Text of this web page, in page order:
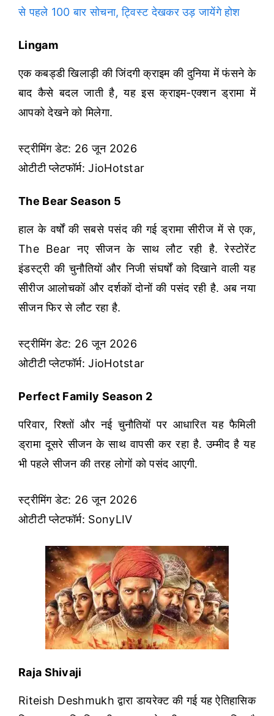
से पहले 100 बार सोचना, ट्विस्ट देखकर उड़ जायेंगे होश
Lingam
एक कबड्डी खिलाड़ी की जिंदगी क्राइम की दुनिया में फंसने के
बाद कैसे बदल जाती है, यह इस क्राइम-एक्शन ड्रामा में
आपको देखने को मिलेगा.
स्ट्रीमिंग डेट: 26 जून 2026
ओटीटी प्लेटफॉर्म: JioHotstar
The Bear Season 5
हाल के वर्षों की सबसे पसंद की गई ड्रामा सीरीज में से एक,
The Bear नए सीजन के साथ लौट रही है. रेस्टोरेंट
इंडस्ट्री की चुनौतियों और निजी संघर्षों को दिखाने वाली यह
सीरीज आलोचकों और दर्शकों दोनों की पसंद रही है. अब नया
सीजन फिर से लौट रहा है.
स्ट्रीमिंग डेट: 26 जून 2026
ओटीटी प्लेटफॉर्म: JioHotstar
Perfect Family Season 2
परिवार, रिश्तों और नई चुनौतियों पर आधारित यह फैमिली
ड्रामा दूसरे सीजन के साथ वापसी कर रहा है. उम्मीद है यह
भी पहले सीजन की तरह लोगों को पसंद आएगी.
स्ट्रीमिंग डेट: 26 जून 2026
ओटीटी प्लेटफॉर्म: SonyLIV
Raja Shivaji
Riteish Deshmukh द्वारा डायरेक्ट की गई यह ऐतिहासिक